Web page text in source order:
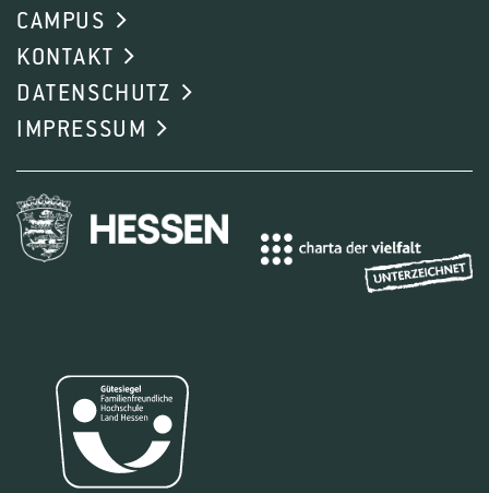
CAMPUS
KONTAKT
DATENSCHUTZ
IMPRESSUM